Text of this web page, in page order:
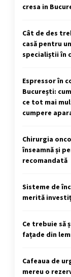
cresa in
Cât de des
casă pentru
specialiștii în
Espressor în
București:
ce tot mai
cumpere
Chirurgia
înseamnă și
recomandată
Sisteme de
merită
Ce trebuie să
fațade din
Cafeaua de
mereu o